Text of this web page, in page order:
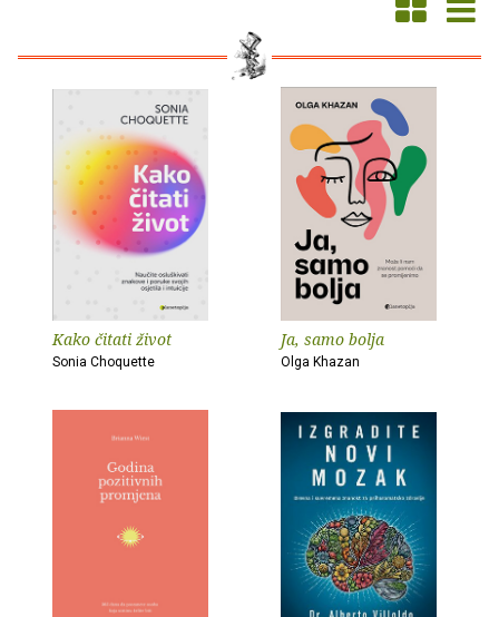
Kako čitati život
Sonia Choquette
Ja, samo bolja
Olga Khazan